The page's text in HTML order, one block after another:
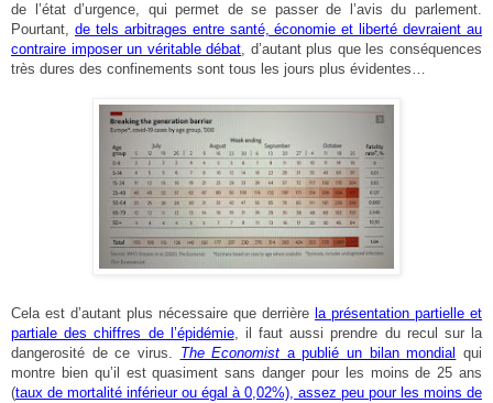
de l’état d’urgence, qui permet de se passer de l’avis du parlement.
Pourtant, de tels arbitrages entre santé, économie et liberté devraient au
contraire imposer un véritable débat, d’autant plus que les conséquences
très dures des confinements sont tous les jours plus évidentes…
Cela est d’autant plus nécessaire que derrière la présentation partielle et
partiale des chiffres de l’épidémie, il faut aussi prendre du recul sur la
dangerosité de ce virus. The Economist a publié un bilan mondial qui
montre bien qu’il est quasiment sans danger pour les moins de 25 ans
(taux de mortalité inférieur ou égal à 0,02%), assez peu pour les moins de